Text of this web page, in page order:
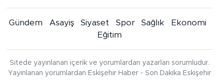
Gündem Asayiş Siyaset Spor Sağlık
Ekonomi
Eğitim
Sitede yayınlanan içerik ve yorumlardan yazarları sorumludur.
Yayınlanan yorumlardan Eskişehir Haber - Son Dakika Eskişehir